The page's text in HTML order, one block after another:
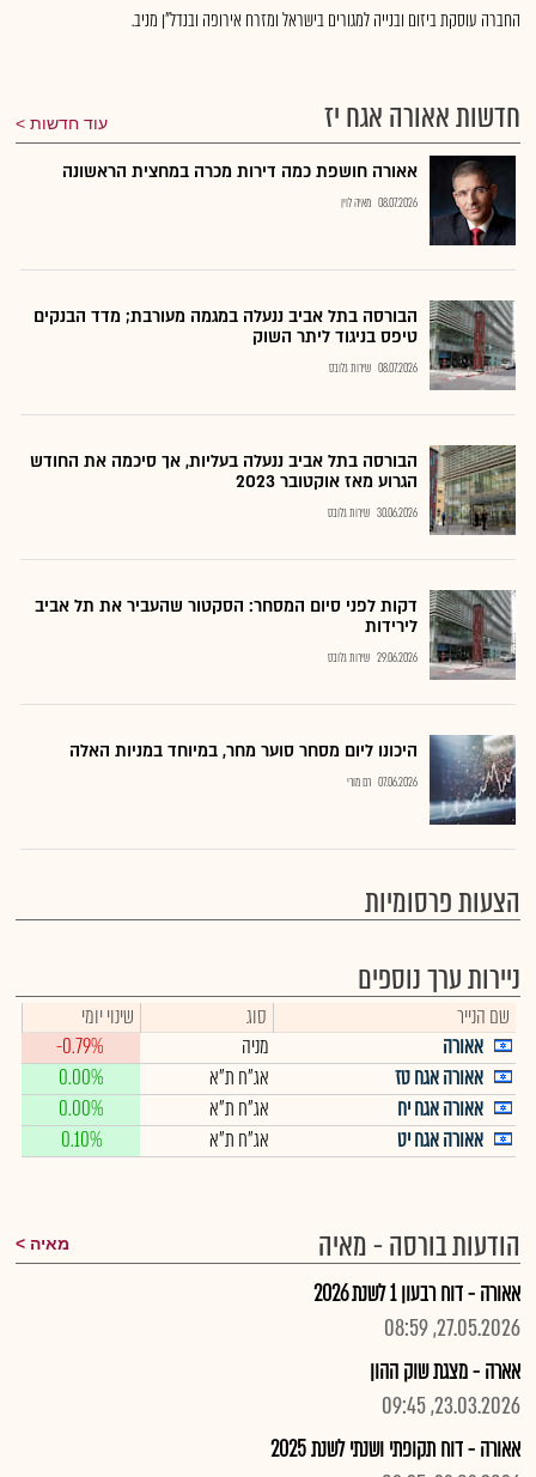
החברה עוסקת ביזום ובנייה למגורים בישראל ומזרח אירופה ובנדל"ן מניב.
חדשות אאורה אגח יז עוד חדשות
אאורה חושפת כמה דירות מכרה במחצית הראשונה
08.07.2026 מאיה לוין
הבורסה בתל אביב ננעלה במגמה מעורבת; מדד הבנקים
טיפס בניגוד ליתר השוק
08.07.2026 שירות גלובס
הבורסה בתל אביב ננעלה בעליות, אך סיכמה את החודש
הגרוע מאז אוקטובר 2023
30.06.2026 שירות גלובס
דקות לפני סיום המסחר: הסקטור שהעביר את תל אביב
לירידות
29.06.2026 שירות גלובס
היכונו ליום מסחר סוער מחר, במיוחד במניות האלה
07.06.2026 רם מורי
הצעות פרסומיות
ניירות ערך נוספים
שם הנייר סוג
שינוי יומי
אאורה
מניה
-0.79%
אאורה אגח טז
אג"ח ת"א
0.00%
אאורה אגח יח
אג"ח ת"א
0.00%
אאורה אגח יט
אג"ח ת"א 0.10%
הודעות בורסה - מאיה מאיה
אאורה - דוח רבעון 1 לשנת 2026
27.05.2026, 08:59
אארה - מצגת שוק ההון
23.03.2026, 09:45
אאורה - דוח תקופתי ושנתי לשנת 2025